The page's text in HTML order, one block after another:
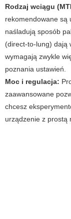
Rodzaj wciągu
rekomendowane są
naśladują sposób
(direct-to-lung) dają
wymagają zwykle
poznania ustawień.
Moc i regulacja:
zaawansowane
chcesz
urządzenie z prostą